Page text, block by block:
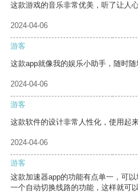
这款游戏的音乐非常优美，听了让人心
2024-04-06
游客
这款app就像我的娱乐小助手，随时随
2024-04-06
游客
这款软件的设计非常人性化，使用起来
2024-04-06
游客
这款加速器app的功能有点单一，可
一个自动切换线路的功能，这样就可